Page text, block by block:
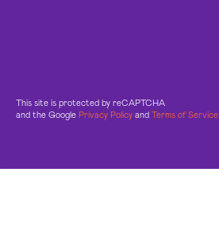
This site is protected by reCAPTCHA
and the Google Privacy Policy and Terms of Service